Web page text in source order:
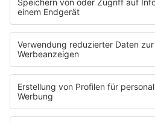
STARTSEITE
SERVICE
Kontakt